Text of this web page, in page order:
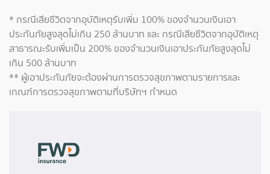
* กรณีเสียชีวิตจากอุบัติเหตุรับเพิ่ม 100% ของจำนวนเงินเอา
ประกันภัยสูงสุดไม่เกิน 250 ล้านบาท และ กรณีเสียชีวิตจากอุบัติเหตุ
สาธารณะรับเพิ่มเป็น 200% ของจำนวนเงินเอาประกันภัยสูงสุดไม่
เกิน 500 ล้านบาท
** ผู้เอาประกันภัยจะต้องผ่านการตรวจสุขภาพตามรายการและ
เกณฑ์การตรวจสุขภาพตามที่บริษัทฯ กำหนด